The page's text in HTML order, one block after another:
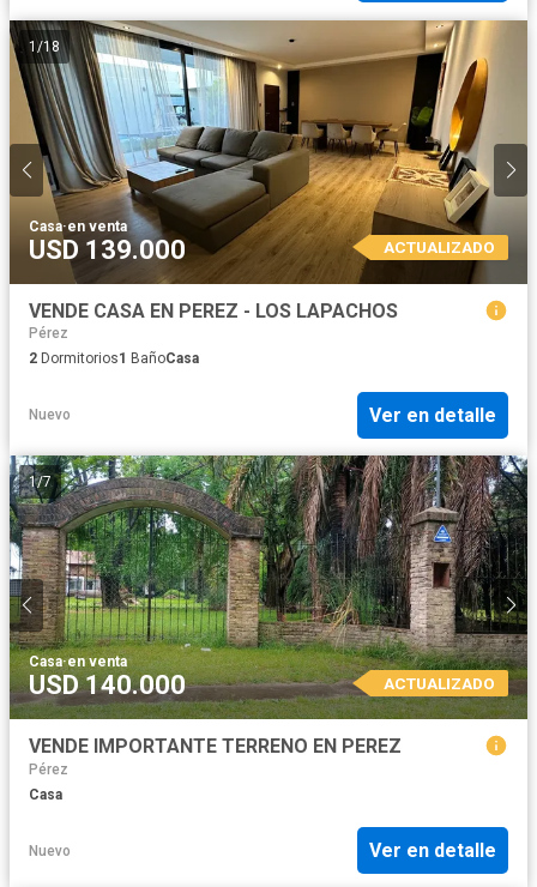
1/18
Casa·en venta
USD 139.000 ACTUALIZADO
VENDE CASA EN PEREZ - LOS LAPACHOS
Pérez
2 Dormitorios1 BañoCasa
Nuevo Ver en detalle
1/7
Casa·en venta
USD 140.000 ACTUALIZADO
VENDE IMPORTANTE TERRENO EN PEREZ
Pérez
Casa
Nuevo Ver en detalle